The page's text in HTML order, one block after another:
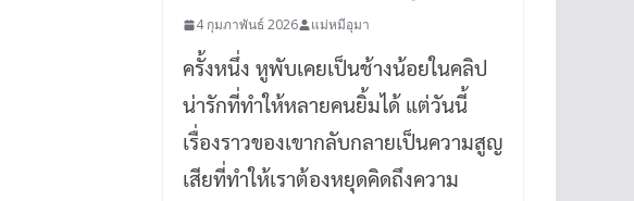
4 กุมภาพันธ์ 2026 แม่หมีอุมา
ครั้งหนึ่ง หูพับเคยเป็นช้างน้อยในคลิป
น่ารักที่ทำให้หลายคนยิ้มได้ แต่วันนี้
เรื่องราวของเขากลับกลายเป็นความสูญ
เสียที่ทำให้เราต้องหยุดคิดถึงความ